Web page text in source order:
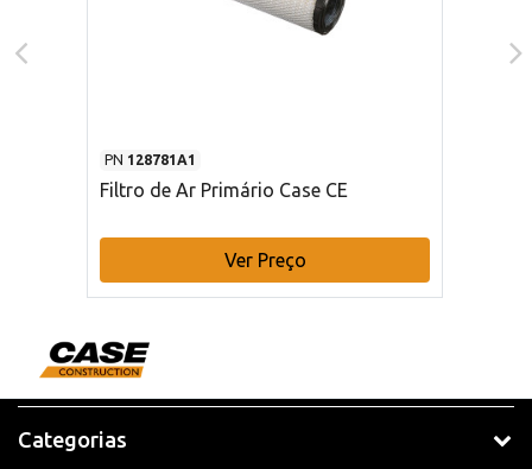
PN 128781A1
Filtro de Ar Primário Case CE
Ver Preço
Categorias